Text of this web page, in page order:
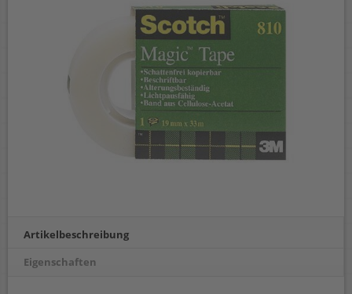
Artikelbeschreibung
Eigenschaften